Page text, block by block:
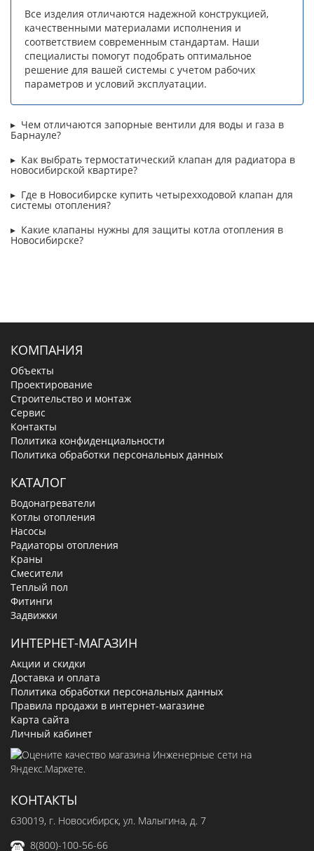
Все изделия отличаются надежной конструкцией,
качественными материалами исполнения и
соответствием современным стандартам. Наши
специалисты помогут подобрать оптимальное
решение для вашей системы с учетом рабочих
параметров и условий эксплуатации.
Чем отличаются запорные вентили для воды и газа в
Барнауле?
Как выбрать термостатический клапан для радиатора в
новосибирской квартире?
Где в Новосибирске купить четырехходовой клапан для
системы отопления?
Какие клапаны нужны для защиты котла отопления в
Новосибирске?
КОМПАНИЯ
Объекты
Проектирование
Строительство и монтаж
Сервис
Контакты
Политика конфиденциальности
Политика обработки персональных данных
КАТАЛОГ
Водонагреватели
Котлы отопления
Насосы
Радиаторы отопления
Краны
Смесители
Теплый пол
Фитинги
Задвижки
ИНТЕРНЕТ-МАГАЗИН
Акции и скидки
Доставка и оплата
Политика обработки персональных данных
Правила продажи в интернет-магазине
Карта сайта
Личный кабинет
КОНТАКТЫ
630019, г. Новосибирск, ул. Малыгина, д. 7
8(800)-100-56-66